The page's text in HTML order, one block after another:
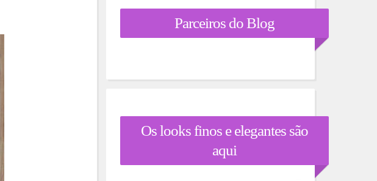
Parceiros do Blog
Os looks finos e elegantes são
aqui